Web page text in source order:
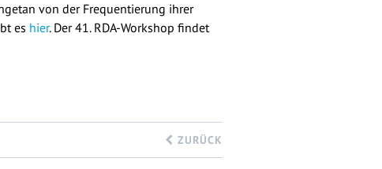
von der Frequentierung ihrer
es hier. Der 41. RDA-Workshop findet
ZURÜCK